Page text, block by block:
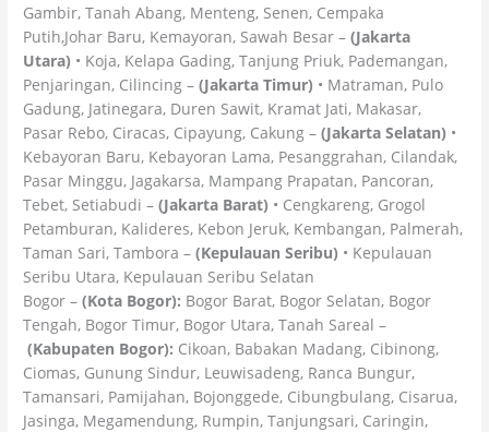
Gambir, Tanah Abang, Menteng, Senen, Cempaka
Putih,Johar Baru, Kemayoran, Sawah Besar –(Jakarta
Utara) • Koja, Kelapa Gading, Tanjung Priuk, Pademangan,
Penjaringan, Cilincing –(Jakarta Timur) • Matraman, Pulo
Gadung, Jatinegara, Duren Sawit, Kramat Jati, Makasar,
Pasar Rebo, Ciracas, Cipayung, Cakung –(Jakarta Selatan) •
Kebayoran Baru, Kebayoran Lama, Pesanggrahan, Cilandak,
Pasar Minggu, Jagakarsa, Mampang Prapatan, Pancoran,
Tebet, Setiabudi –(Jakarta Barat) • Cengkareng, Grogol
Petamburan, Kalideres, Kebon Jeruk, Kembangan, Palmerah,
Taman Sari, Tambora –(Kepulauan Seribu) • Kepulauan
Seribu Utara, Kepulauan Seribu Selatan
Bogor –(Kota Bogor): Bogor Barat, Bogor Selatan, Bogor
Tengah, Bogor Timur, Bogor Utara, Tanah Sareal –
(Kabupaten Bogor): Cikoan, Babakan Madang, Cibinong,
Ciomas, Gunung Sindur, Leuwisadeng, Ranca Bungur,
Tamansari, Pamijahan, Bojonggede, Cibungbulang, Cisarua,
Jasinga, Megamendung, Rumpin, Tanjungsari, Caringin,